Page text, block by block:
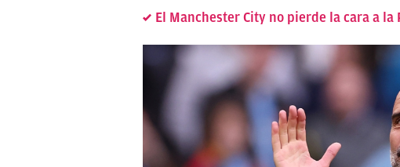
El Manchester City no pierde la cara a